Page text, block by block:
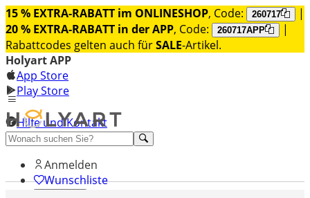
15 % EXTRA-RABATT im ONLINESHOP, Code: 260717
|
20 % EXTRA-RABATT in der APP, Code: 260717APP
|
Rabattcodes gelten auch fürSALE-Artikel.
Holyart APP
App Store
Play Store
Hilfe und Kontakt
Entdecken Sie Premium
Anmelden
Wunschliste